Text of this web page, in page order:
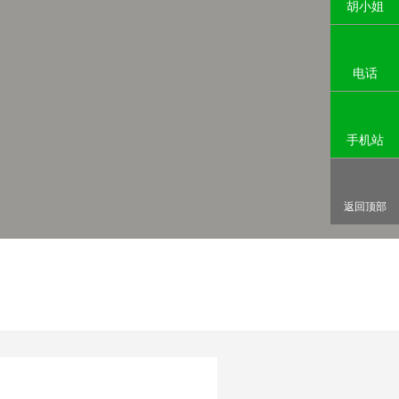
胡小姐
电话
手机站
返回顶部